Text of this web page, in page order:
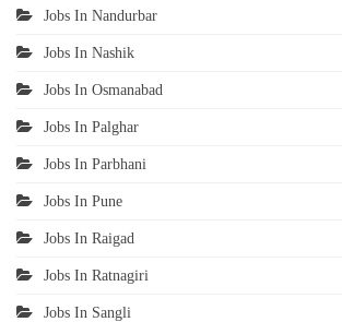
Jobs In Nandurbar
Jobs In Nashik
Jobs In Osmanabad
Jobs In Palghar
Jobs In Parbhani
Jobs In Pune
Jobs In Raigad
Jobs In Ratnagiri
Jobs In Sangli